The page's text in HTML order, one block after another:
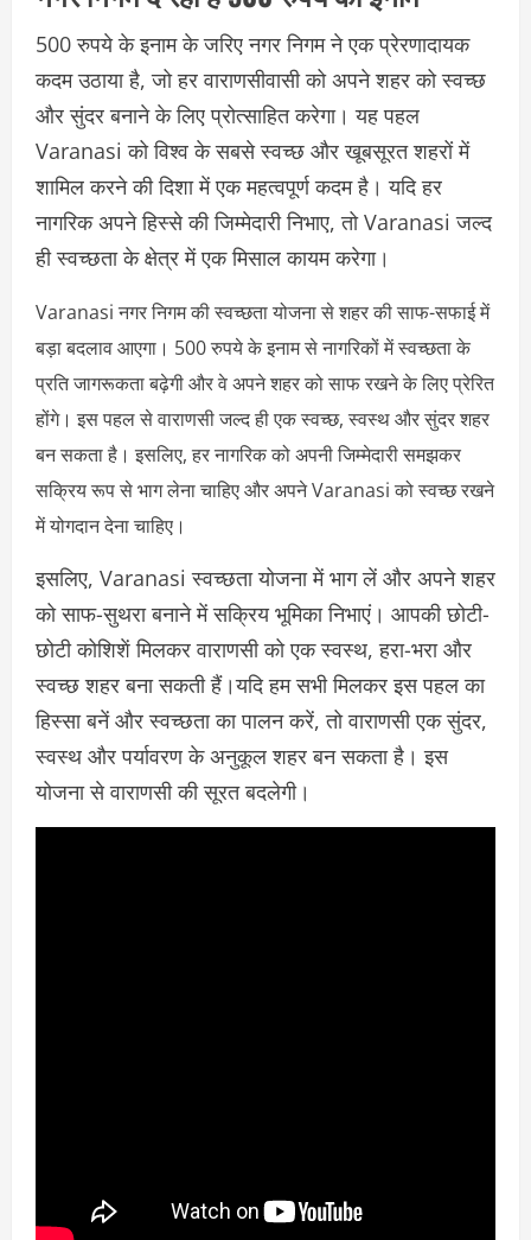
500 रुपये के इनाम के जरिए नगर निगम ने एक प्रेरणादायक
कदम उठाया है, जो हर वाराणसीवासी को अपने शहर को स्वच्छ
और सुंदर बनाने के लिए प्रोत्साहित करेगा। यह पहल
Varanasi को विश्व के सबसे स्वच्छ और खूबसूरत शहरों में
शामिल करने की दिशा में एक महत्वपूर्ण कदम है। यदि हर
नागरिक अपने हिस्से की जिम्मेदारी निभाए, तो Varanasi जल्द
ही स्वच्छता के क्षेत्र में एक मिसाल कायम करेगा।
Varanasi नगर निगम की स्वच्छता योजना से शहर की साफ-सफाई में
बड़ा बदलाव आएगा। 500 रुपये के इनाम से नागरिकों में स्वच्छता के
प्रति जागरूकता बढ़ेगी और वे अपने शहर को साफ रखने के लिए प्रेरित
होंगे। इस पहल से वाराणसी जल्द ही एक स्वच्छ, स्वस्थ और सुंदर शहर
बन सकता है। इसलिए, हर नागरिक को अपनी जिम्मेदारी समझकर
सक्रिय रूप से भाग लेना चाहिए और अपने Varanasi को स्वच्छ रखने
में योगदान देना चाहिए।
इसलिए, Varanasi स्वच्छता योजना में भाग लें और अपने शहर
को साफ-सुथरा बनाने में सक्रिय भूमिका निभाएं। आपकी छोटी-
छोटी कोशिशें मिलकर वाराणसी को एक स्वस्थ, हरा-भरा और
स्वच्छ शहर बना सकती हैं।यदि हम सभी मिलकर इस पहल का
हिस्सा बनें और स्वच्छता का पालन करें, तो वाराणसी एक सुंदर,
स्वस्थ और पर्यावरण के अनुकूल शहर बन सकता है। इस
योजना से वाराणसी की सूरत बदलेगी।